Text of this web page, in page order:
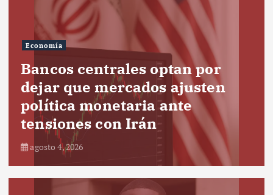
Economía
Bancos centrales optan por
dejar que mercados ajusten
política monetaria ante
tensiones con Irán
agosto 4, 2026